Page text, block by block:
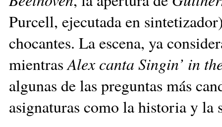
Purcell, ejecutada en
chocantes. La escena, ya
mientrasAlex canta Singin’ in
algunas de las preguntas más
asignaturas como la historia y la